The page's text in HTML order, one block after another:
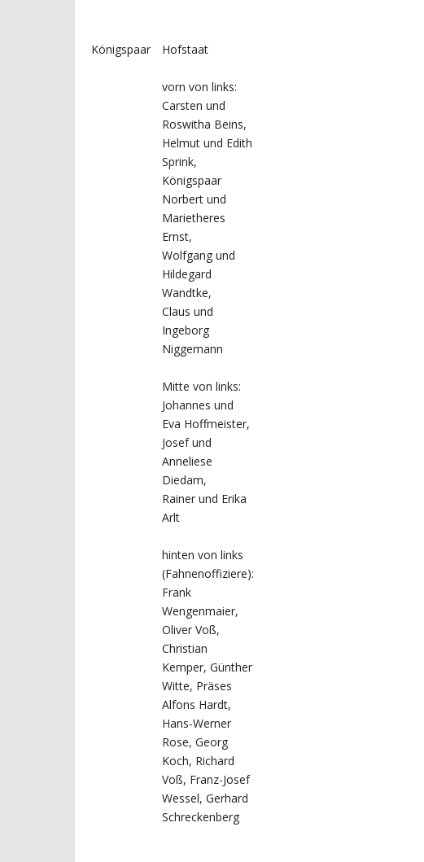
Königspaar Hofstaat
vorn von links:
Carsten und
Roswitha Beins,
Helmut und Edith
Sprink,
Königspaar
Norbert und
Marietheres
Ernst,
Wolfgang und
Hildegard
Wandtke,
Claus und
Ingeborg
Niggemann
Mitte von links:
Johannes und
Eva Hoffmeister,
Josef und
Anneliese
Diedam,
Rainer und Erika
Arlt
hinten von links
(Fahnenoffiziere):
Frank
Wengenmaier,
Oliver Voß,
Christian
Kemper, Günther
Witte, Präses
Alfons Hardt,
Hans-Werner
Rose, Georg
Koch, Richard
Voß, Franz-Josef
Wessel, Gerhard
Schreckenberg